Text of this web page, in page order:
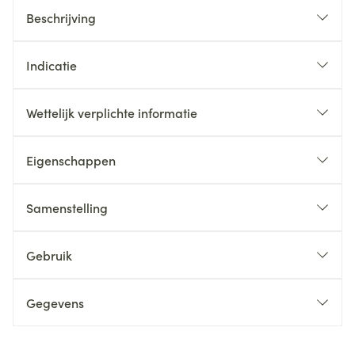
Beschrijving
Indicatie
Wettelijk verplichte informatie
Eigenschappen
Samenstelling
Gebruik
Gegevens